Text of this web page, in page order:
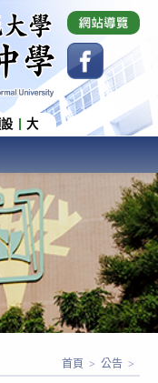
Senior
大
OF NATIONAL
首頁 > 公告 >